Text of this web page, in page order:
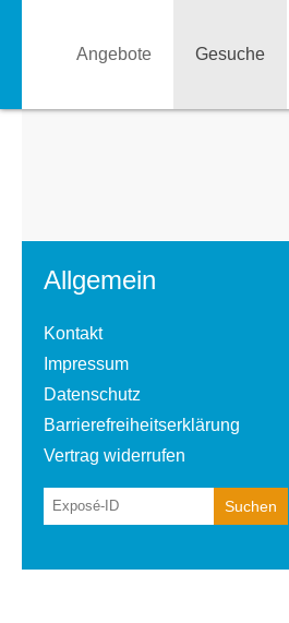
Angebote Gesuche
Allgemein
Kontakt
Impressum
Datenschutz
Barrierefreiheitserklärung
Vertrag widerrufen